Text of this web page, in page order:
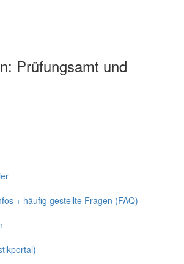
Prüfungsamt und
+ häufig gestellte Fragen (FAQ)